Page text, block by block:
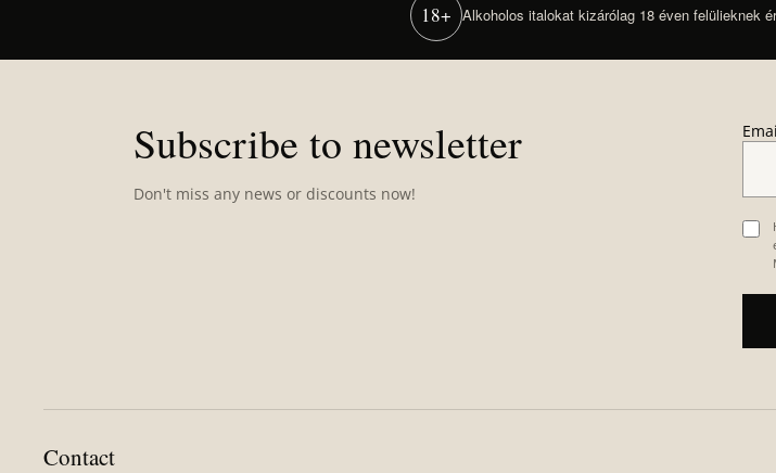
18+ Alkoholos italokat kizárólag 18 éven felülieknek
Subscribe to newsletter
Don't miss any news or discounts now!
Contact